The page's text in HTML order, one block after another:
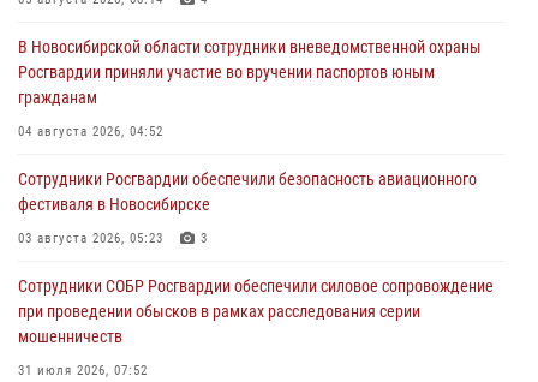
В Новосибирской области сотрудники вневедомственной охраны
Росгвардии приняли участие во вручении паспортов юным
гражданам
04 августа 2026, 04:52
Сотрудники Росгвардии обеспечили безопасность авиационного
фестиваля в Новосибирске
03 августа 2026, 05:23 3
Сотрудники СОБР Росгвардии обеспечили силовое сопровождение
при проведении обысков в рамках расследования серии
мошенничеств
31 июля 2026, 07:52